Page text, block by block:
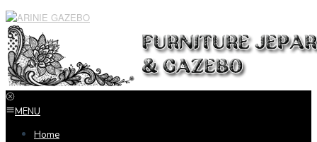
Loncat
ke
konten
MENU
Home